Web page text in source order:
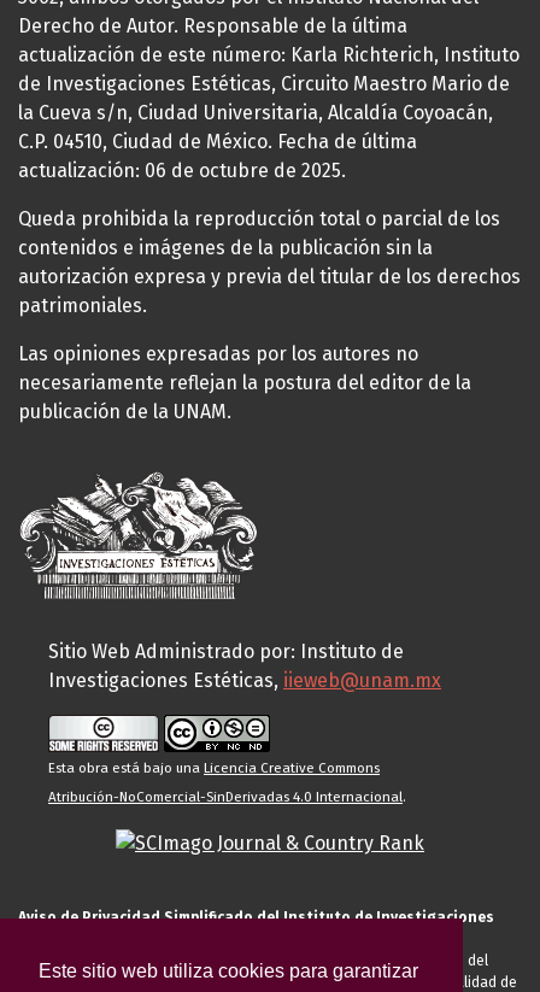
Este sitio web utiliza cookies para garantizar
Derecho de Autor. Responsable de la última
actualización de este número: Karla Richterich, Instituto
de Investigaciones Estéticas, Circuito Maestro Mario de
la Cueva s/n, Ciudad Universitaria, Alcaldía Coyoacán,
C.P. 04510, Ciudad de México. Fecha de última
actualización: 06 de octubre de 2025.
Queda prohibida la reproducción total o parcial de los
contenidos e imágenes de la publicación sin la
autorización expresa y previa del titular de los derechos
patrimoniales.
Las opiniones expresadas por los autores no
necesariamente reflejan la postura del editor de la
publicación de la UNAM.
Sitio Web Administrado por: Instituto de
Investigaciones Estéticas, iieweb@unam.mx
Esta obra está bajo una Licencia Creative Commons
Atribución-NoComercial-SinDerivadas 4.0 Internacional.
Aviso de Privacidad Simplificado del Instituto de Investigaciones
El Instituto de Investigaciones Estéticas de la UNAM, es responsable del
tratamiento de sus datos personales para el registro de usted en calidad de